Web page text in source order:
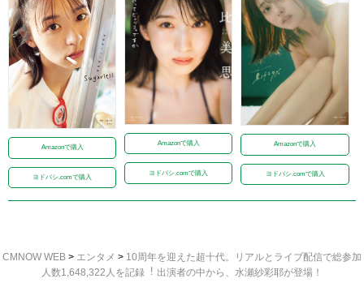
Amazonで購入
ヨドバシ.comで購入
Amazonで購入
ヨドバシ.comで購入
Amazonで購入
ヨドバシ.comで購入
CMNOW WEB > エンタメ > 10周年を迎えた超⼗代。リアルとライブ配信で総参加
⼈数1,648,322⼈を記録︕ 出演者の中から、水瀬紗彩耶が登場！